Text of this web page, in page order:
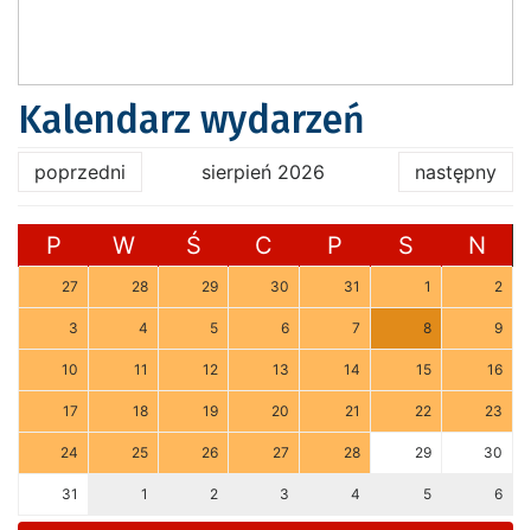
Kalendarz wydarzeń
poprzedni sierpień 2026 następny
P W Ś C P S N
27 28 29 30 31 1 2
3 4 5 6 7 8 9
10 11 12 13 14 15 16
17 18 19 20 21 22 23
24 25 26 27 28 29 30
31 1 2 3 4 5 6